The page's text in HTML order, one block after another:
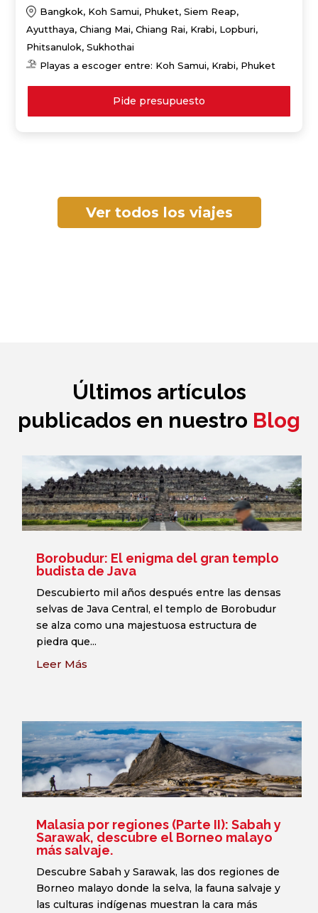
Bangkok, Koh Samui, Phuket, Siem Reap,
Ayutthaya, Chiang Mai, Chiang Rai, Krabi, Lopburi,
Phitsanulok, Sukhothai
Playas a escoger entre: Koh Samui, Krabi, Phuket
Pide presupuesto
Ver todos los viajes
Últimos artículos
publicados en nuestro Blog
Borobudur: El enigma del gran templo
budista de Java
Descubierto mil años después entre las densas
selvas de Java Central, el templo de Borobudur
se alza como una majestuosa estructura de
piedra que...
Leer Más
Malasia por regiones (Parte II): Sabah y
Sarawak, descubre el Borneo malayo
más salvaje.
Descubre Sabah y Sarawak, las dos regiones de
Borneo malayo donde la selva, la fauna salvaje y
las culturas indígenas muestran la cara más